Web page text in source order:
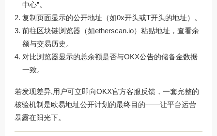
中心”。
复制页面显示的公开地址（如0x开头或T开头的地址）。
前往区块链浏览器（如etherscan.io）粘贴地址，查看余
额与交易历史。
对比浏览器显示的总余额是否与OKX公告的储备金数据
一致。
若发现差异,用户可立即向OKX官方客服反馈，一套完整的
核验机制是欧易地址公开计划的最终目的——让平台运营
暴露在阳光下。